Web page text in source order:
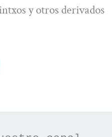
y otros derivados